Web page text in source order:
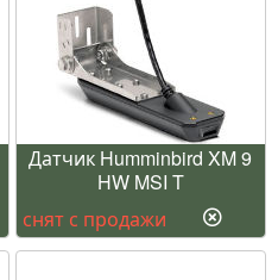
Датчик Humminbird XM 9
HW MSI T
снят с продажи